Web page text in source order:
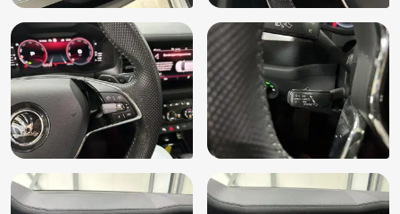
Multimedia scherm standaard
Navigatie-pakket
Navigatiesysteem
Navigatiesysteem full map
Parkeersensor achter
Parkeersensor voor
Radio
Regensensor